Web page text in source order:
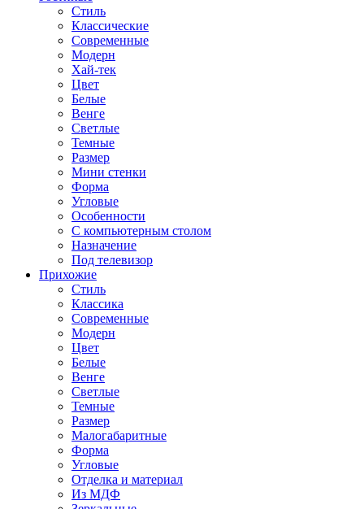
Стиль
Классические
Современные
Модерн
Хай-тек
Цвет
Белые
Венге
Светлые
Темные
Размер
Мини стенки
Форма
Угловые
Особенности
С компьютерным столом
Назначение
Под телевизор
Прихожие
Стиль
Классика
Современные
Модерн
Цвет
Белые
Венге
Светлые
Темные
Размер
Малогабаритные
Форма
Угловые
Отделка и материал
Из МДФ